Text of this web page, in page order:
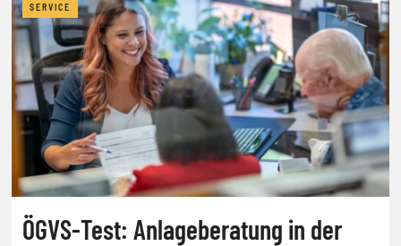
SERVICE
ÖGVS-Test: Anlageberatung in der